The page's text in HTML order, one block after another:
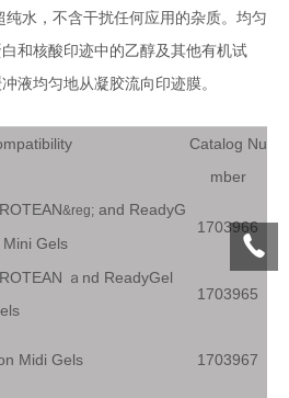
水，不含干扰任何应用的杂质。均匀
和核酸印迹中的乙醇及其他有机试
液均匀地从凝胶流向印迹膜。
Catalog Nu
mber
&reg;and ReadyG
Gels
1703966
ａnd ReadyGel
1703965
Midi Gels 1703967